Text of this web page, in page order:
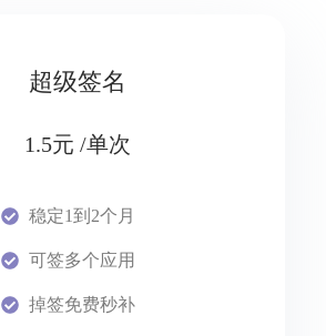
超级签名
1.5元 /单次
稳定1到2个月
可签多个应用
掉签免费秒补